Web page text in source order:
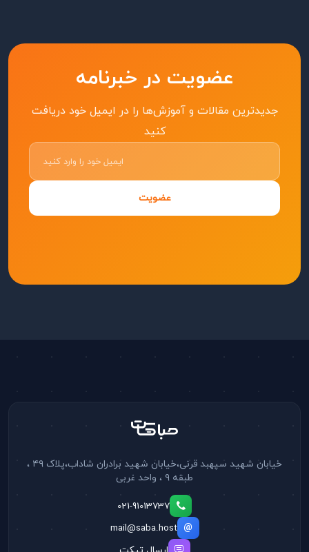
عضویت در خبرنامه
جدیدترین مقالات و آموزش‌ها را در ایمیل خود دریافت
کنید
عضویت
خیابان شهید سپهبد قرنی،خیابان شهید برادران شاداب،پلاک ۴۹ ،
طبقه ۹ ، واحد غربی
021-91013737
mail@saba.host